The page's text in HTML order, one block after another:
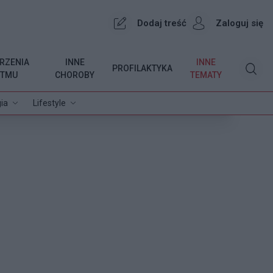
Dodaj treść Zaloguj się
Lifestyle
INNE
CHOROBY
PROFILAKTYKA
INNE
TEMATY